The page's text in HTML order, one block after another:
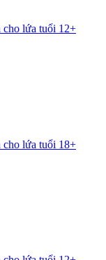
cho lứa tuổi 12+
cho lứa tuổi 18+